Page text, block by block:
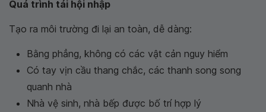
Quá trình tái hội nhập
Tạo ra môi trường đi lại an toàn, dễ dàng:
Bằng phẳng, không có các vật cản nguy hiểm
Có tay vịn cầu thang chắc, các thanh song song
quanh nhà
Nhà vệ sinh, nhà bếp được bố trí hợp lý